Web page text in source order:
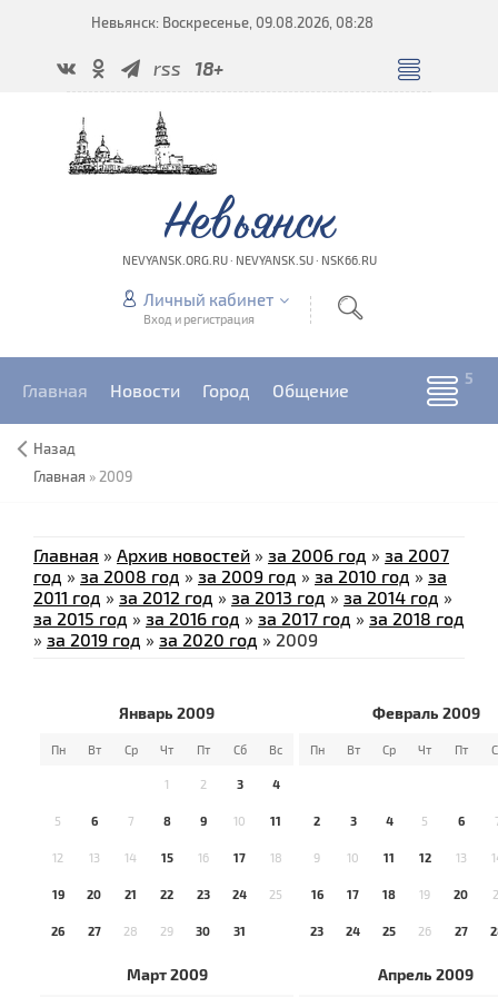
Невьянск: Воскресенье, 09.08.2026, 08:28
rss 18+
Невьянск
NEVYANSK.ORG.RU · NEVYANSK.SU · NSK66.RU
Личный кабинет
Вход и регистрация
Главная Новости Город Общение
Назад
Главная » 2009
Главная » Архив новостей » за 2006 год » за 2007
год » за 2008 год » за 2009 год » за 2010 год » за
2011 год » за 2012 год » за 2013 год » за 2014 год »
за 2015 год » за 2016 год » за 2017 год » за 2018 год
» за 2019 год » за 2020 год » 2009
Январь 2009
Пн Вт Ср Чт Пт Сб Вс
1 2 3 4
5 6 7 8 9 10 11
12 13 14 15 16 17 18
19 20 21 22 23 24 25
26 27 28 29 30 31
Февраль 2009
Пн Вт Ср Чт Пт
2 3 4 5 6
9 10 11 12 13
16 17 18 19 20
23 24 25 26 27
Март 2009 Апрель 2009